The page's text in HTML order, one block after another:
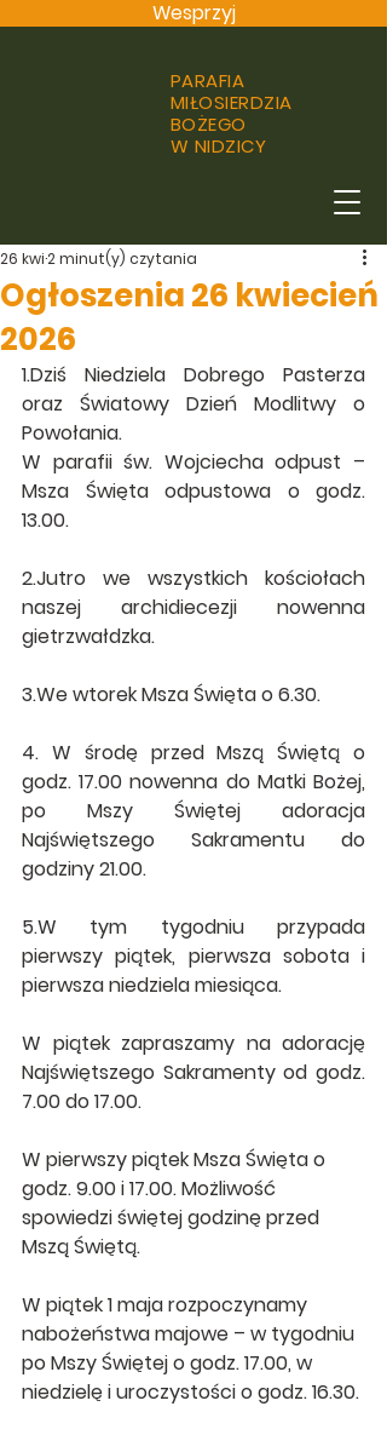
Wesprzyj
PARAFIA
MIŁOSIERDZIA
BOŻEGO
W NIDZICY
Ogłoszenia 26 kwiecień
2026
26 kwi2 minut(y) czytania
1.Dziś Niedziela Dobrego Pasterza
oraz Światowy Dzień Modlitwy o
Powołania.
W parafii św. Wojciecha odpust –
Msza Święta odpustowa o godz.
13.00.
2.Jutro we wszystkich kościołach
naszej archidiecezji nowenna
gietrzwałdzka.
3.We wtorek Msza Święta o 6.30.
4. W środę przed Mszą Świętą o
godz. 17.00 nowenna do Matki Bożej,
po Mszy Świętej adoracja
Najświętszego Sakramentu do
godziny 21.00.
5.W tym tygodniu przypada
pierwszy piątek, pierwsza sobota i
pierwsza niedziela miesiąca.
W piątek zapraszamy na adorację
Najświętszego Sakramenty od godz.
7.00 do 17.00.
W pierwszy piątek Msza Święta o
godz. 9.00 i 17.00. Możliwość
spowiedzi świętej godzinę przed
Mszą Świętą.
W piątek 1 maja rozpoczynamy
nabożeństwa majowe – w tygodniu
po Mszy Świętej o godz. 17.00, w
niedzielę i uroczystości o godz. 16.30.